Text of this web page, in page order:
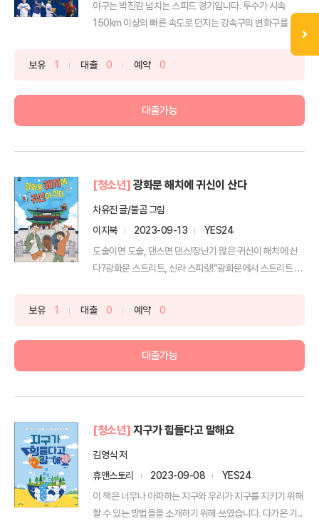
야구는 박진감 넘치는 스피드 경기입니다. 투수가 시속
150km 이상의 빠른 속도로 던지는 강속구의 변화구를 타
보유 1 대출 0 예약 0
대출가능
[청소년] 광화문 해치에 귀신이 산다
차유진 글/불곰 그림
이지북
2023-09-13
YES24
도술이면 도술, 댄스면 댄스!장난기 많은 귀신이 해치에 산
다?광화문 스트리트, 신라 스피릿!“광화문에서 스트리트 댄
보유 1 대출 0 예약 0
대출가능
[청소년] 지구가 힘들다고 말해요
김영식 저
휴앤스토리
2023-09-08
YES24
이 책은 너무나 아파하는 지구와 우리가 지구를 지키기 위해
할 수 있는 방법들을 소개하기 위해 쓰였습니다. 다가온 기...